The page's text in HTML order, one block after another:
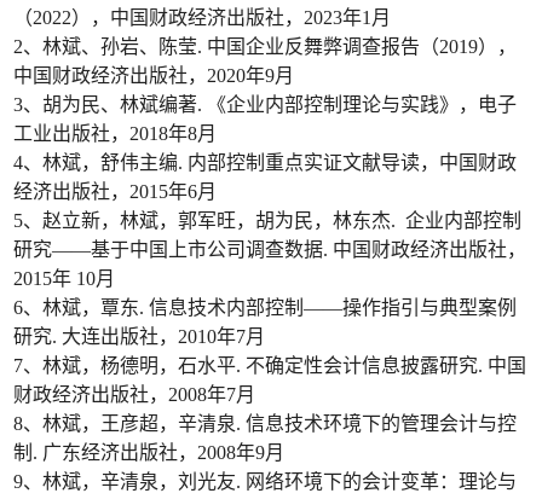
（2022），中国财政经济出版社，2023年1月
2、林斌、孙岩、陈莹. 中国企业反舞弊调查报告（2019），
中国财政经济出版社，2020年9月
3、胡为民、林斌编著. 《企业内部控制理论与实践》，电子
工业出版社，2018年8月
4、林斌，舒伟主编. 内部控制重点实证文献导读，中国财政
经济出版社，2015年6月
5、赵立新，林斌，郭军旺，胡为民，林东杰. 企业内部控制
研究——基于中国上市公司调查数据. 中国财政经济出版社，
2015年 10月
6、林斌，覃东. 信息技术内部控制——操作指引与典型案例
研究. 大连出版社，2010年7月
7、林斌，杨德明，石水平. 不确定性会计信息披露研究. 中国
财政经济出版社，2008年7月
8、林斌，王彦超，辛清泉. 信息技术环境下的管理会计与控
制. 广东经济出版社，2008年9月
9、林斌，辛清泉，刘光友. 网络环境下的会计变革：理论与